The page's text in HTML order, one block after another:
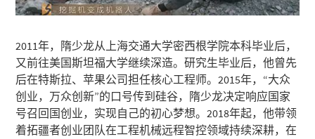
2011年，隋少龙从上海交通大学密西根学院本科毕业后，
又前往美国斯坦福大学继续深造。研究生毕业后，他曾先
后在特斯拉、苹果公司担任核心工程师。2015年，“大众
创业，万众创新”的口号传到硅谷，隋少龙决定响应国家
号召回国创业，实现自己的初心梦想。2018年起，他带领
着拓疆者创业团队在工程机械远程智控领域持续深耕，在